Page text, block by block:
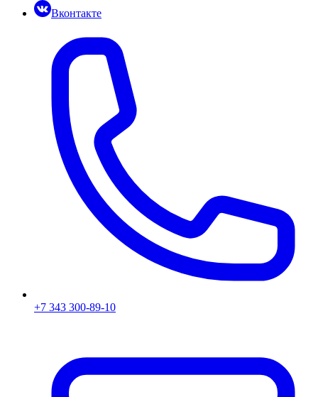
Вконтакте
+7 343 300-89-10